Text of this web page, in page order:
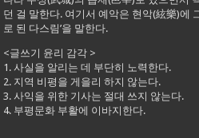
던 걸 말한다. 여기서 예악은 현악(絃樂)에
로 된 다스림’을 말한다.
<글쓰기 윤리 감각 >
1. 사실을 알리는 데 부단히 노력한다.
2. 지역 비평을 게을리 하지 않는다.
3. 사익을 위한 기사는 절대 쓰지 않는다.
4. 부평문화 부활에 이바지한다.